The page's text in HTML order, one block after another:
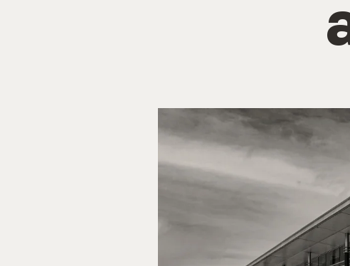
CARREGAR MAIS
CARREGAR MAIS
Serviços